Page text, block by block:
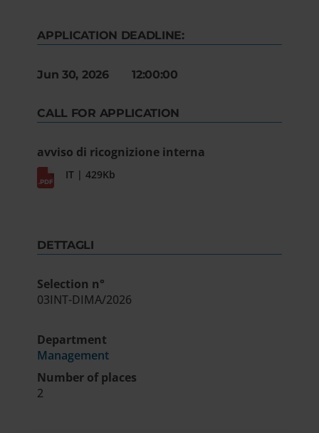
APPLICATION DEADLINE:
Jun 30, 2026 12:00:00
CALL FOR APPLICATION
avviso di ricognizione interna
IT | 429Kb
DETTAGLI
Selection n°
03INT-DIMA/2026
Department
Management
Number of places
2